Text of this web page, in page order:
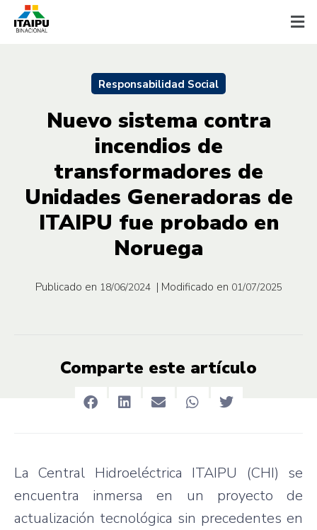
Responsabilidad Social
Nuevo sistema contra
incendios de
transformadores de
Unidades Generadoras de
ITAIPU fue probado en
Noruega
Publicado en 18/06/2024 | Modificado en 01/07/2025
Comparte este artículo
La Central Hidroeléctrica ITAIPU (CHI) se
encuentra inmersa en un proyecto de
actualización tecnológica sin precedentes en